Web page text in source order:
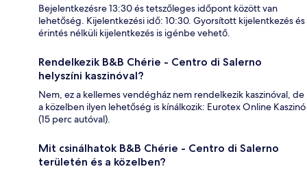
Bejelentkezésre 13:30 és tetszőleges időpont között van
lehetőség. Kijelentkezési idő: 10:30. Gyorsított kijelentkezés és
érintés nélküli kijelentkezés is igénbe vehető.
Rendelkezik B&B Chérie - Centro di Salerno
helyszíni kaszinóval?
Nem, ez a kellemes vendégház nem rendelkezik kaszinóval, de
a közelben ilyen lehetőség is kínálkozik: Eurotex Online Kaszinó
(15 perc autóval).
Mit csinálhatok B&B Chérie - Centro di Salerno
területén és a közelben?